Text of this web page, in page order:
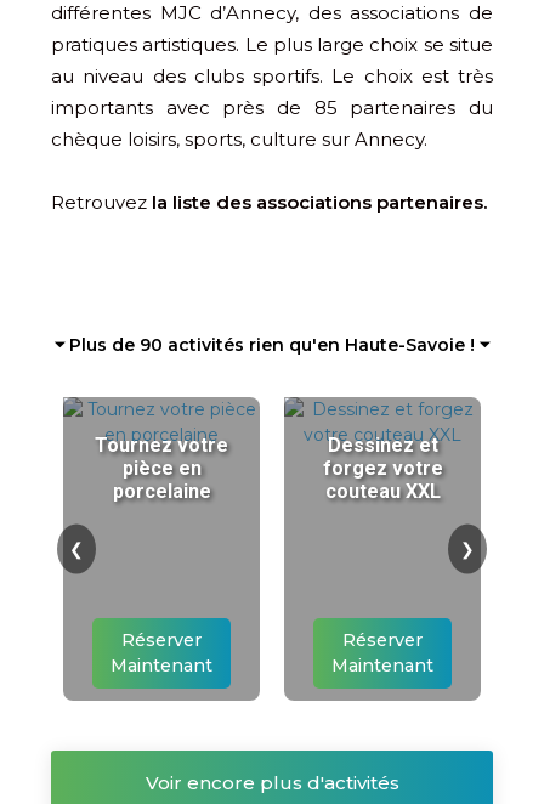
différentes MJC d’Annecy, des associations de
pratiques artistiques. Le plus large choix se situe
au niveau des clubs sportifs. Le choix est très
importants avec près de 85 partenaires du
chèque loisirs, sports, culture sur Annecy.
Retrouvez la liste des associations partenaires.
⏷ Plus de 90 activités rien qu'en Haute-Savoie ! ⏷
Tournez votre
pièce en
porcelaine
Réserver
Maintenant
Dessinez et
forgez votre
couteau XXL
Réserver
Maintenant
❮ ❯
Voir encore plus d'activités